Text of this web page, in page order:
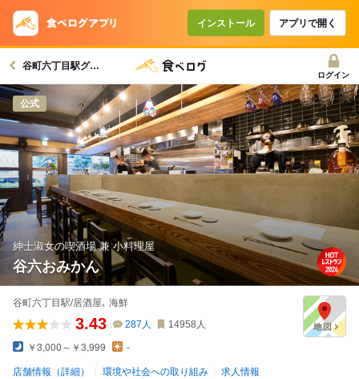
インストール アプリで開く
谷町六丁目駅グルメへ
ログイン
公式
紳士淑女の喫酒場 兼 小料理屋
谷六おみかん
谷町六丁目駅/居酒屋､ 海鮮
3.43 287 人 14958 人
￥3,000～￥3,999 -
店舗情報（詳細） 環境や社会への取り組み 求人情報
コースで使えるクーポン
戻る
クーポンを利用せず予約する